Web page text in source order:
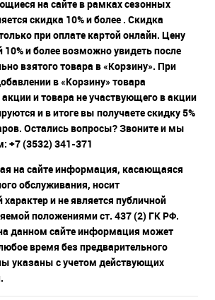
на сайте в рамках сезонных
скидка 10% и более . Скидка
при оплате картой онлайн. Цену
10% и более возможно увидеть после
взятого товара в «Корзину». При
в «Корзину» товара
и товара не участвующего в акции
и в итоге вы получаете скидку 5%
Остались вопросы? Звоните и мы
+7 (3532) 341-371
на сайте информация, касающаяся
обслуживания, носит
и не является публичной
положениями ст. 437 (2) ГК РФ.
данном сайте информация может
время без предварительного
указаны с учетом действующих